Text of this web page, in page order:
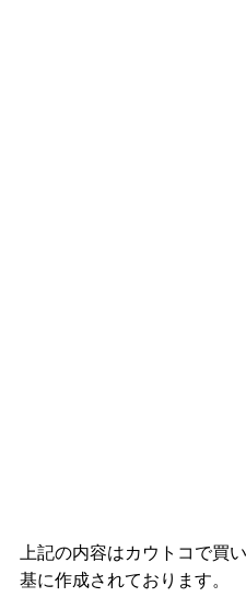
上記の内容はカウトコで買
基に作成されております。